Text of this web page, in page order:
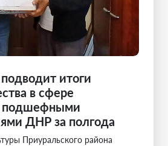
итоги
в сфере
подшефными
ДНР за полгода
Приуральского района